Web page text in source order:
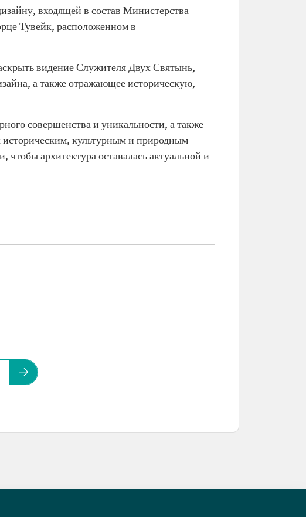
входящей в состав Министерства
Тувейк, расположенном в
видение Служителя Двух Святынь,
а также отражающее историческую,
совершенства и уникальности, а также
историческим, культурным и природным
архитектура оставалась актуальной и